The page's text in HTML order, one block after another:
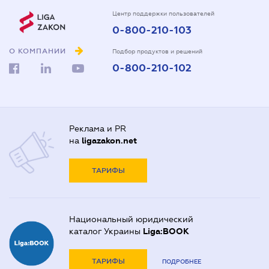
О КОМПАНИИ
Центр поддержки пользователей
0-800-210-103
Подбор продуктов и решений
0-800-210-102
Реклама и PR
на ligazakon.net
ТАРИФЫ
Национальный юридический
каталог Украины Liga:BOOK
ТАРИФЫ ПОДРОБНЕЕ